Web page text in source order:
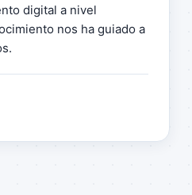
digital a nivel
nos ha guiado a